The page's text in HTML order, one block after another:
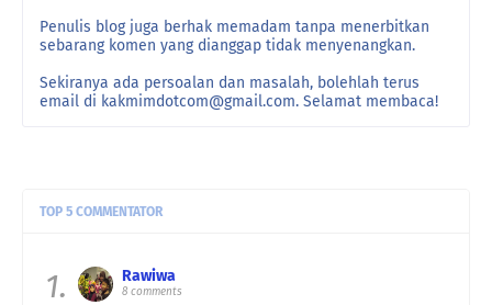
Penulis blog juga berhak memadam tanpa menerbitkan
sebarang komen yang dianggap tidak menyenangkan.
Sekiranya ada persoalan dan masalah, bolehlah terus
email di kakmimdotcom@gmail.com. Selamat membaca!
TOP 5 COMMENTATOR
1. Rawiwa
8 comments
Pizzah: Hari minggulah hari untuk berehat makan